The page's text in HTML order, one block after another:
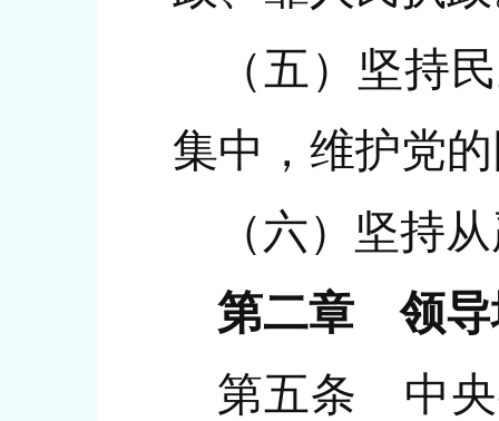
（五）坚持
集中，维护党
（六）坚持
第二章 领导
第五条 中央